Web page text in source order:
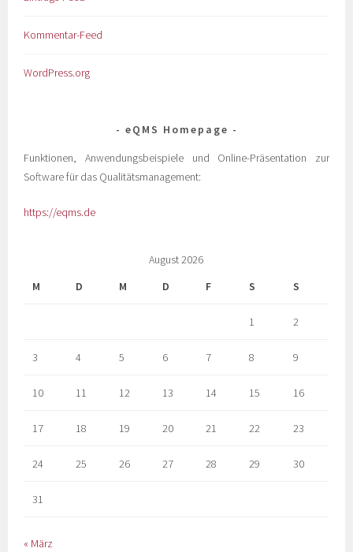
Kommentar-Feed
WordPress.org
eQMS Homepage
Funktionen, Anwendungsbeispiele und Online-Präsentation zur
Software für das Qualitätsmanagement:
https://eqms.de
August 2026
M
D M D F S S
1 2
3 4 5 6 7 8 9
10 11 12 13 14 15 16
17 18 19 20 21 22 23
24 25 26 27 28 29 30
31
« März